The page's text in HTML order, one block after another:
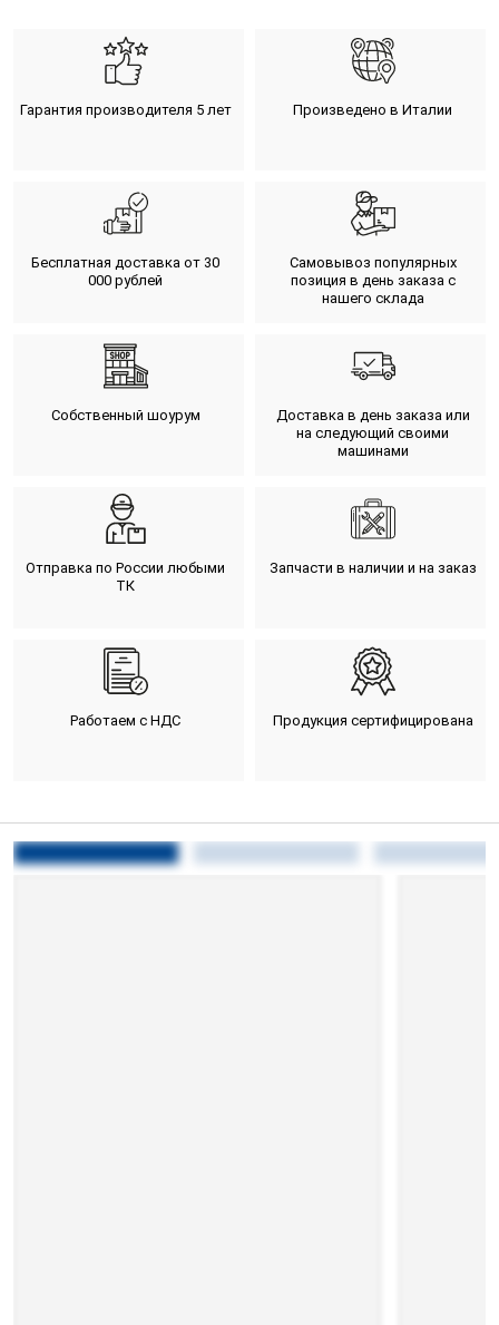
Гарантия производителя 5 лет Произведено в Италии
Бесплатная доставка от 30
000 рублей
Самовывоз популярных
позиция в день заказа с
нашего склада
Собственный шоурум
Доставка в день заказа или
на следующий своими
машинами
Отправка по России любыми
ТК
Запчасти в наличии и на заказ
Работаем с НДС Продукция сертифицирована